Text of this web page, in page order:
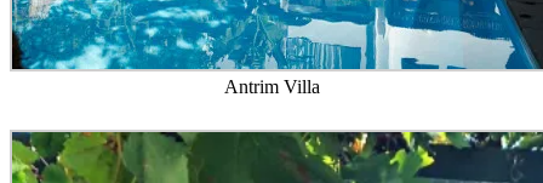
Antrim Villa